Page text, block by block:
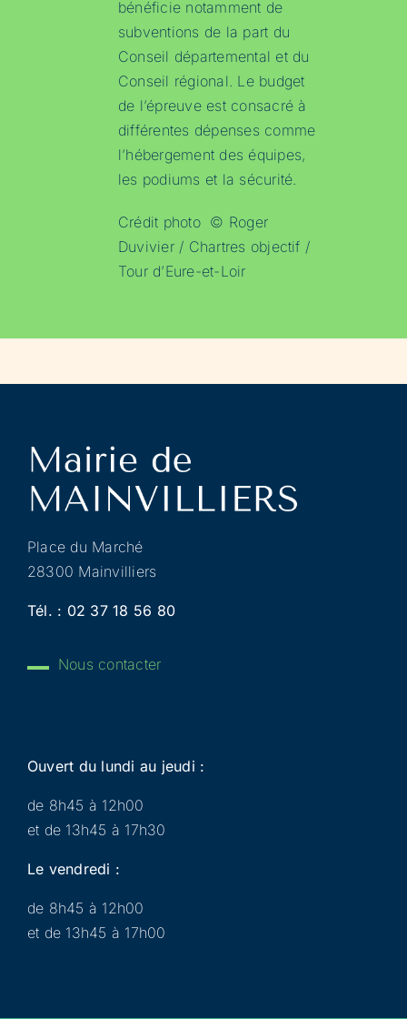
bénéficie notamment de
subventions de la part du
Conseil départemental et du
Conseil régional. Le budget
de l’épreuve est consacré à
différentes dépenses comme
l’hébergement des équipes,
les podiums et la sécurité.
Crédit photo © Roger
Duvivier / Chartres objectif /
Tour d’Eure-et-Loir
Place du Marché
28300 Mainvilliers
Tél. : 02 37 18 56 80
Nous contacter
Ouvert du lundi au jeudi :
de 8h45 à 12h00
et de 13h45 à 17h30
Le vendredi :
de 8h45 à 12h00
et de 13h45 à 17h00